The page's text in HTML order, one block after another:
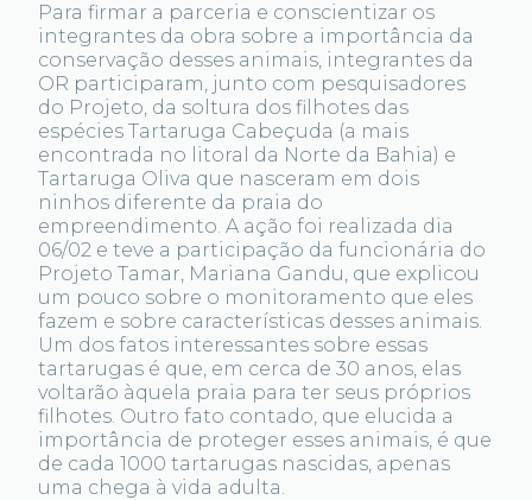
Para firmar a parceria e conscientizar os
integrantes da obra sobre a importância da
conservação desses animais, integrantes da
OR participaram, junto com pesquisadores
do Projeto, da soltura dos filhotes das
espécies Tartaruga Cabeçuda (a mais
encontrada no litoral da Norte da Bahia) e
Tartaruga Oliva que nasceram em dois
ninhos diferente da praia do
empreendimento. A ação foi realizada dia
06/02 e teve a participação da funcionária do
Projeto Tamar, Mariana Gandu, que explicou
um pouco sobre o monitoramento que eles
fazem e sobre características desses animais.
Um dos fatos interessantes sobre essas
tartarugas é que, em cerca de 30 anos, elas
voltarão àquela praia para ter seus próprios
filhotes. Outro fato contado, que elucida a
importância de proteger esses animais, é que
de cada 1000 tartarugas nascidas, apenas
uma chega à vida adulta.